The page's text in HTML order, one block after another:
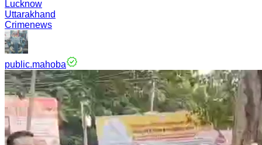
Lucknow
Uttarakhand
Crimenews
public.mahoba